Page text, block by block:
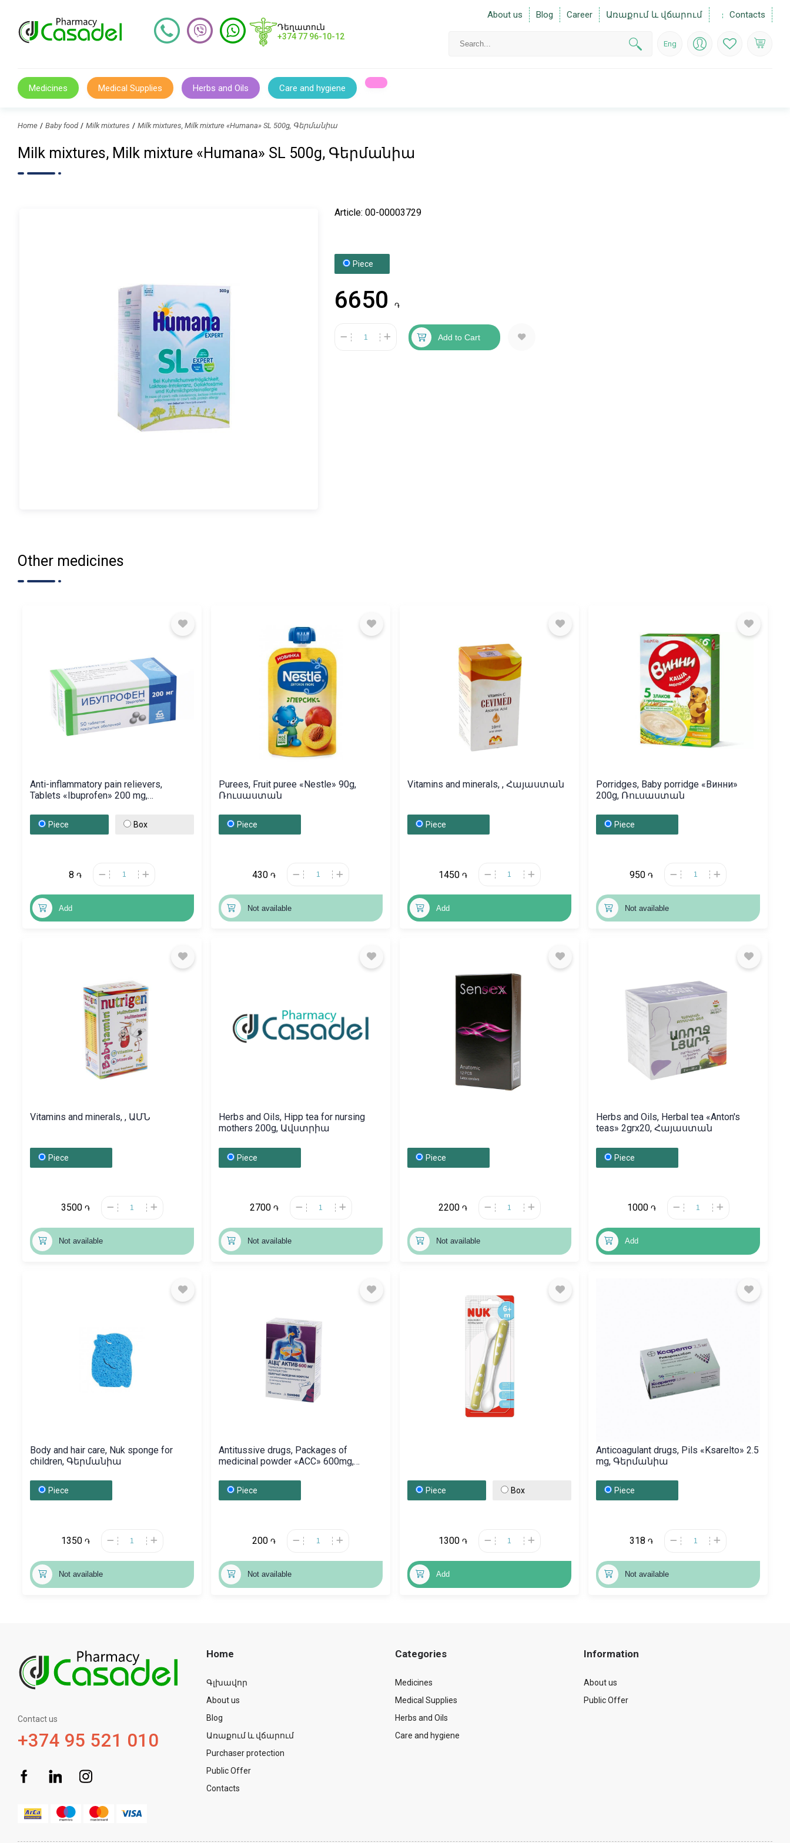
Դեղատուն
+374 77 96-10-12
About us Blog Career Առաքում և վճարում Contacts
Eng
Medicines Medical Supplies Herbs and Oils Care and hygiene
Home Baby food Milk mixtures Milk mixtures, Milk mixture «Humana» SL 500g, Գերմանիա
Milk mixtures, Milk mixture «Humana» SL 500g, Գերմանիա
Article: 00-00003729
Piece
6650֏
Add to Cart
Other medicines
Anti-inflammatory pain relievers,
Tablets «Ibuprofen» 200 mg,
Piece Box
8 ֏
Add
Purees, Fruit puree «Nestle» 90g,
Ռուսաստան
Piece
430 ֏
Not available
Vitamins and minerals, , Հայաստան
Piece
1450 ֏
Add
Porridges, Baby porridge «Винни»
200g, Ռուսաստան
Piece
950 ֏
Not available
Vitamins and minerals, , ԱՄՆ
Piece
3500 ֏
Not available
Herbs and Oils, Hipp tea for nursing
mothers 200g, Ավստրիա
Piece
2700 ֏
Not available
Piece
2200 ֏
Not available
Herbs and Oils, Herbal tea «Anton's
teas» 2grx20, Հայաստան
Piece
1000 ֏
Add
Body and hair care, Nuk sponge for
children, Գերմանիա
Piece
1350 ֏
Not available
Antitussive drugs, Packages of
medicinal powder «ACC» 600mg,
Piece
200 ֏
Not available
Piece Box
1300 ֏
Add
Anticoagulant drugs, Pils «Ksarelto» 2.5
mg, Գերմանիա
Piece
318 ֏
Not available
Contact us
+374 95 521 010
Home
Գլխավոր
About us
Blog
Առաքում և վճարում
Purchaser protection
Public Offer
Contacts
Categories
Medicines
Medical Supplies
Herbs and Oils
Care and hygiene
Information
About us
Public Offer